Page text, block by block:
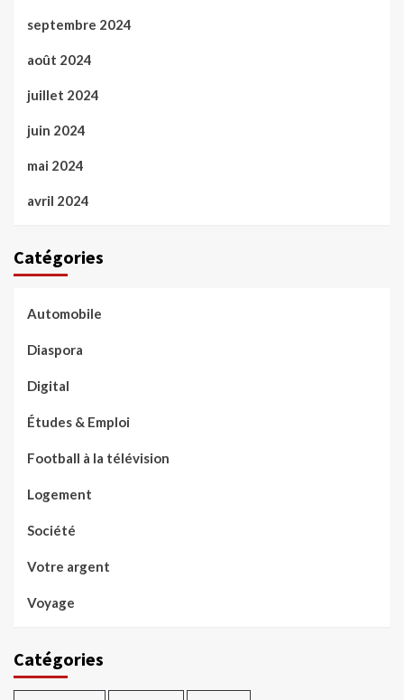
septembre 2024
août 2024
juillet 2024
juin 2024
mai 2024
avril 2024
Catégories
Automobile
Diaspora
Digital
Études & Emploi
Football à la télévision
Logement
Société
Votre argent
Voyage
Catégories